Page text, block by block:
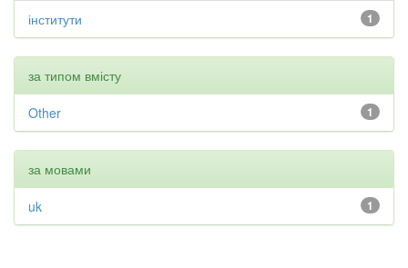
1
інститути
за типом вмісту
1
Other
за мовами
1
uk